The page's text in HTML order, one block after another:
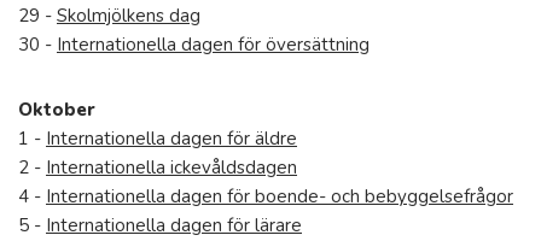
29 - Skolmjölkens dag
30 - Internationella dagen för översättning
Oktober
1 - Internationella dagen för äldre
2 - Internationella ickevåldsdagen
4 - Internationella dagen för boende- och bebyggelsefrågor
5 - Internationella dagen för lärare